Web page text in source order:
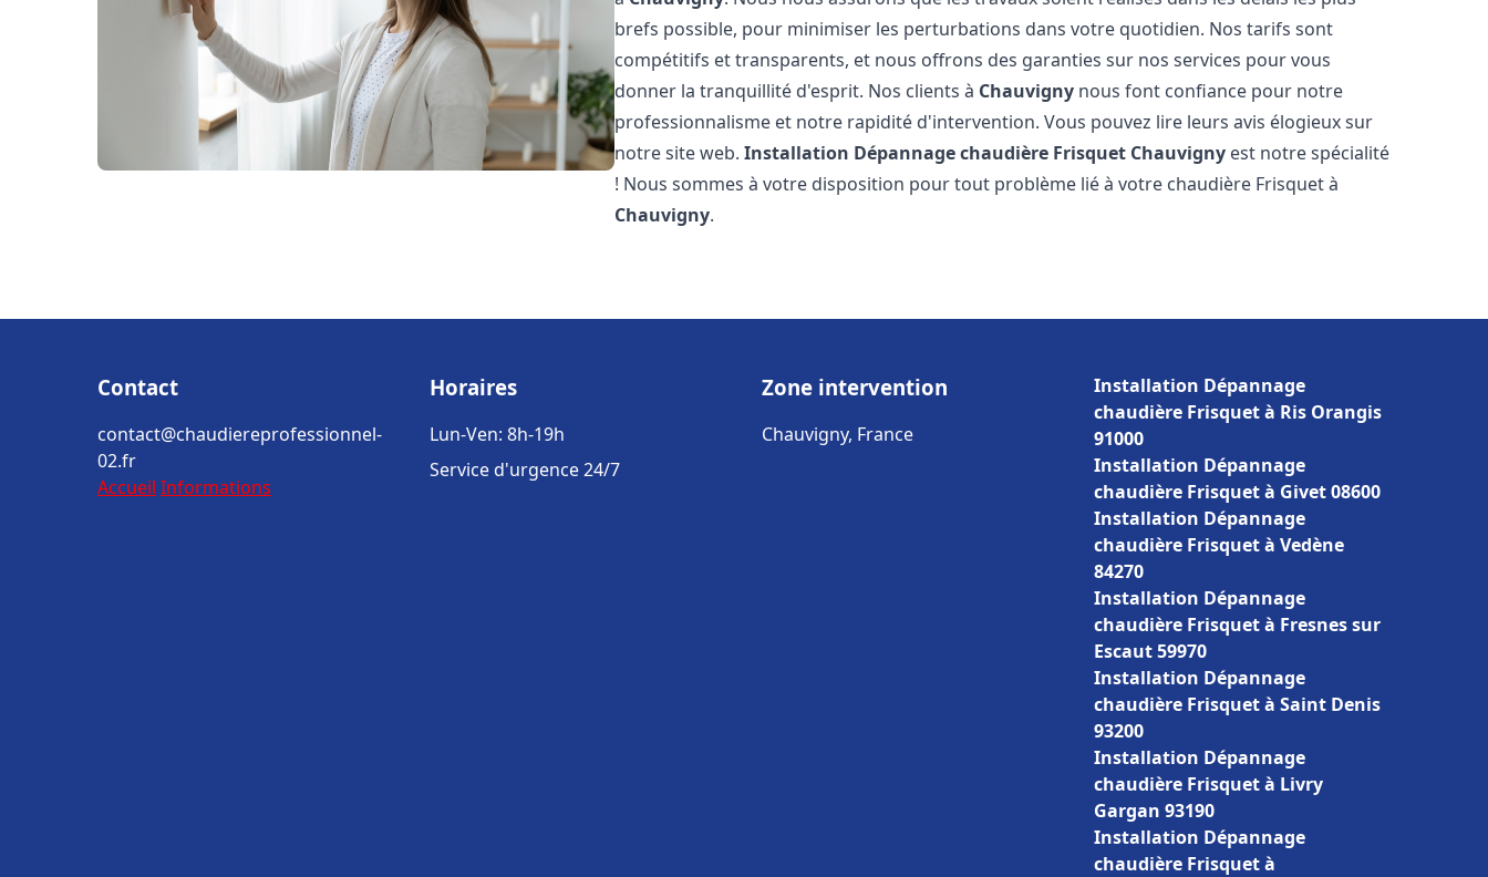
brefs possible, pour minimiser les perturbations dans votre quotidien. Nos tarifs sont
compétitifs et transparents, et nous offrons des garanties sur nos services pour vous
donner la tranquillité d'esprit. Nos clients à Chauvigny nous font confiance pour notre
professionnalisme et notre rapidité d'intervention. Vous pouvez lire leurs avis élogieux sur
notre site web.Installation Dépannage chaudière Frisquet Chauvigny est notre spécialité
! Nous sommes à votre disposition pour tout problème lié à votre chaudière Frisquet à
Chauvigny.
Contact
contact@chaudiereprofessionnel-
02.fr
Accueil Informations
Horaires
Lun-Ven: 8h-19h
Service d'urgence 24/7
Zone intervention
Chauvigny, France
Installation Dépannage
chaudière Frisquet à Ris Orangis
91000
Installation Dépannage
chaudière Frisquet à Givet 08600
Installation Dépannage
chaudière Frisquet à Vedène
84270
Installation Dépannage
chaudière Frisquet à Fresnes sur
Escaut 59970
Installation Dépannage
chaudière Frisquet à Saint Denis
93200
Installation Dépannage
chaudière Frisquet à Livry
Gargan 93190
Installation Dépannage
chaudière Frisquet à